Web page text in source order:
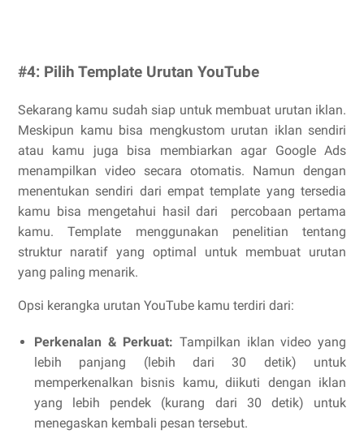
#4: Pilih Template Urutan YouTube
Sekarang kamu sudah siap untuk membuat urutan iklan.
Meskipun kamu bisa mengkustom urutan iklan sendiri
atau kamu juga bisa membiarkan agar Google Ads
menampilkan video secara otomatis. Namun dengan
menentukan sendiri dari empat template yang tersedia
kamu bisa mengetahui hasil dari percobaan pertama
kamu. Template menggunakan penelitian tentang
struktur naratif yang optimal untuk membuat urutan
yang paling menarik.
Opsi kerangka urutan YouTube kamu terdiri dari:
Perkenalan & Perkuat: Tampilkan iklan video yang
lebih panjang (lebih dari 30 detik) untuk
memperkenalkan bisnis kamu, diikuti dengan iklan
yang lebih pendek (kurang dari 30 detik) untuk
menegaskan kembali pesan tersebut.